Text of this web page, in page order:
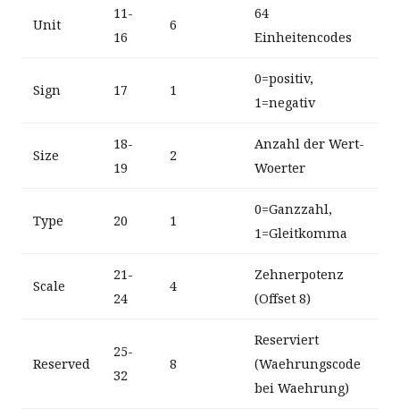
Unit
11-
16
6
64
Einheitencodes
Sign 17 1
0=positiv,
1=negativ
Size
18-
19
2
Anzahl der Wert-
Woerter
Type 20 1
0=Ganzzahl,
1=Gleitkomma
Scale
21-
24
4
Zehnerpotenz
(Offset 8)
Reserved
25-
32
8
Reserviert
(Waehrungscode
bei Waehrung)